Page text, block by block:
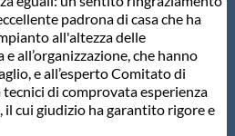
padrona di casa che ha
all'altezza delle
all’organizzazione, che hanno
e all’esperto Comitato di
di comprovata esperienza
cui giudizio ha garantito rigore e